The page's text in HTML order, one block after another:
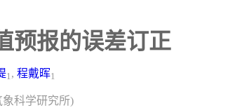
预报的误差订正
1,程戴晖1
科学研究所)